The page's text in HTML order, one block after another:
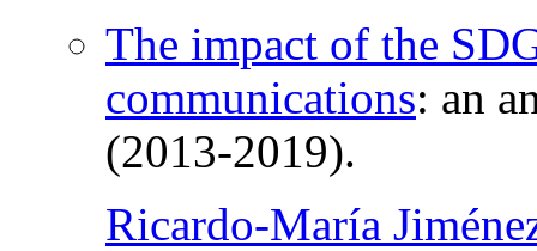
The impact of the
communications: an
(2013-2019).
Ricardo-María